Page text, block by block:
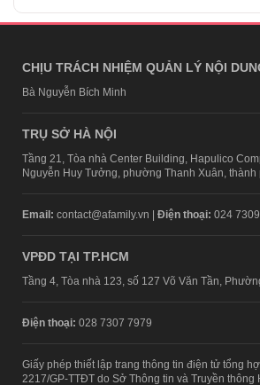
CHỊU TRÁCH NHIỆM QUẢN LÝ NỘI
Bà Nguyễn Bích Minh
TRỤ SỞ HÀ NỘI
Tầng 21, Tòa nhà Center Building, Hapulico
Nguyễn Huy Tưởng, phường Thanh Xuân, thành
Email: contact@afamily.vn | Điện thoại: 024
VPĐD TẠI TP.HCM
Tầng 4, Tòa nhà 123, số 127 Võ Văn Tần,
Điện thoại: 028 7307 7979
Giấy phép thiết lập trang thông tin điện tử tổng
2217/GP-TTĐT do Sở Thông tin và Truyền thông